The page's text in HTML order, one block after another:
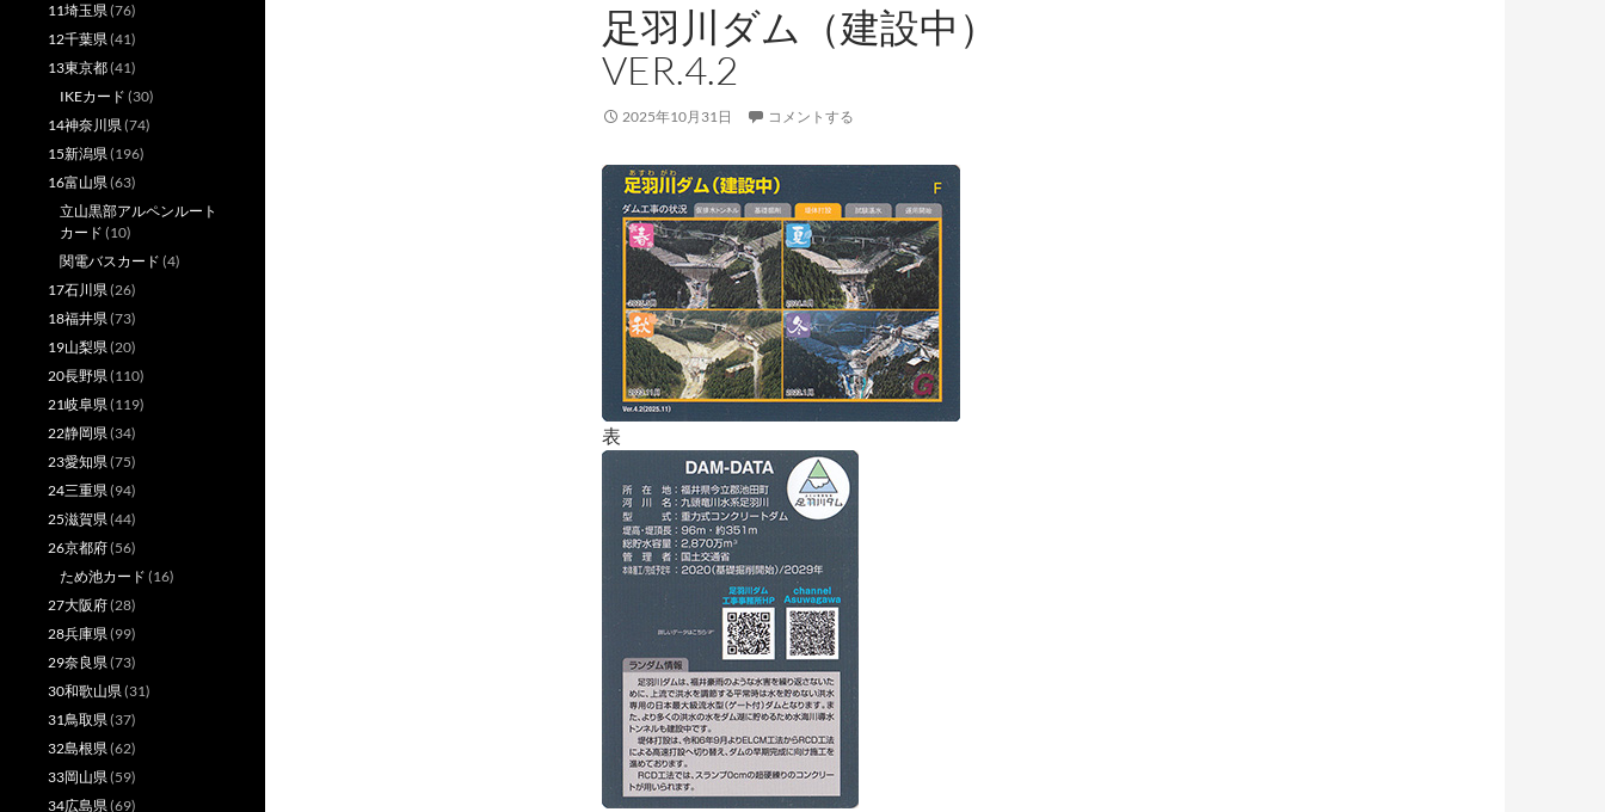
足羽川ダム（建設中）
VER.4.2
2025年10月31日 コメントする
表
11埼玉県(76)
12千葉県(41)
13東京都(41)
IKEカード (30)
14神奈川県(74)
15新潟県(196)
16富山県(63)
立山黒部アルペンルート
カード (10)
関電バスカード (4)
17石川県(26)
18福井県(73)
19山梨県(20)
20長野県(110)
21岐阜県(119)
22静岡県(34)
23愛知県(75)
24三重県(94)
25滋賀県(44)
26京都府(56)
ため池カード (16)
27大阪府(28)
28兵庫県(99)
29奈良県(73)
30和歌山県(31)
31鳥取県(37)
32島根県(62)
33岡山県(59)
34広島県(69)